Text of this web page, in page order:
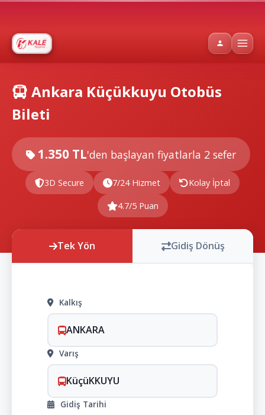
Ankara Küçükkuyu Otobüs
Bileti
1.350 TL'den başlayan fiyatlarla 2 sefer
3D Secure 7/24 Hizmet Kolay İptal
4.7/5 Puan
Tek Yön Gidiş Dönüş
Kalkış
ANKARA
Varış
KüçüKKUYU
Gidiş Tarihi